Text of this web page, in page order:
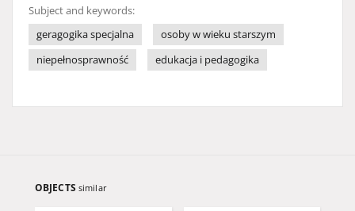
Subject and keywords:
geragogika specjalna
osoby w wieku starszym
niepełnosprawność
edukacja i pedagogika
OBJECTS similar